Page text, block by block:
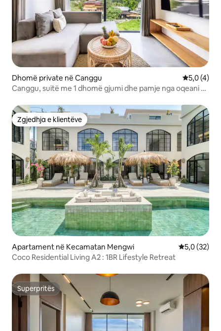
Dhomë private në Canggu Vlerësimi
5,0 (4)
Canggu, suitë me 1 dhomë gjumi dhe pamje nga oqeani –
Zgjedhja e klientëve
Zgjedhja e klientëve
Apartament në Kecamatan Mengwi Vlerësimi
5,0 (32)
Coco Residential Living A2 : 1BR Lifestyle Retreat
Superpritës
Superpritës